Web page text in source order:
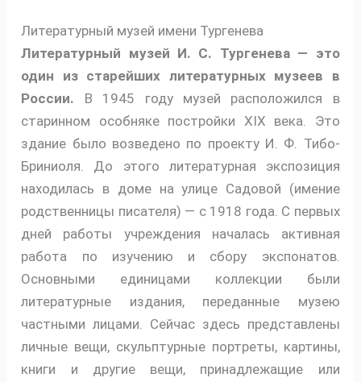
Литературный музей имени Тургенева
Литературный музей И. С. Тургенева — это
один из старейших литературных музеев в
России. В 1945 году музей расположился в
старинном особняке постройки XIX века. Это
здание было возведено по проекту И. Ф. Тибо-
Бриниоля. До этого литературная экспозиция
находилась в доме на улице Садовой (имение
родственницы писателя) — с 1918 года. С первых
дней работы учреждения началась активная
работа по изучению и сбору экспонатов.
Основными единицами коллекции были
литературные издания, переданные музею
частными лицами. Сейчас здесь представлены
личные вещи, скульптурные портреты, картины,
книги и другие вещи, принадлежащие или